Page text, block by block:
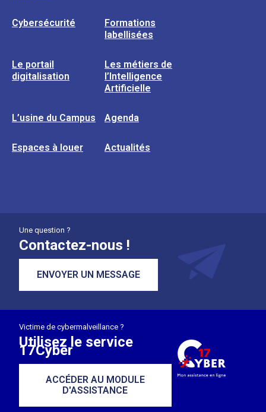
Cybersécurité
Formations
labellisées
Le portail
digitalisation
Les métiers de
l’Intelligence
Artificielle
L’usine du Campus Agenda
Espaces à louer Actualités
Une question ?
Contactez-nous !
ENVOYER UN MESSAGE
Victime de cybermalveillance ?
Utilisez le service
17Cyber
ACCÉDER AU MODULE
D'ASSISTANCE